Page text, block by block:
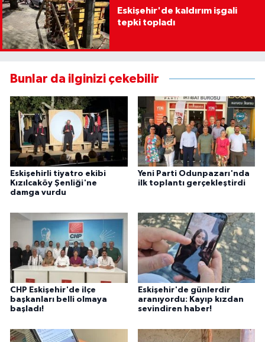
Eskişehir'de kaldırım işgali
tepki topladı
Bunlar da ilginizi çekebilir
Eskişehirli tiyatro ekibi
Kızılcaköy Şenliği'ne
damga vurdu
Yeni Parti Odunpazarı'nda
ilk toplantı gerçekleştirdi
CHP Eskişehir'de ilçe
başkanları belli olmaya
başladı!
Eskişehir'de günlerdir
aranıyordu: Kayıp kızdan
sevindiren haber!